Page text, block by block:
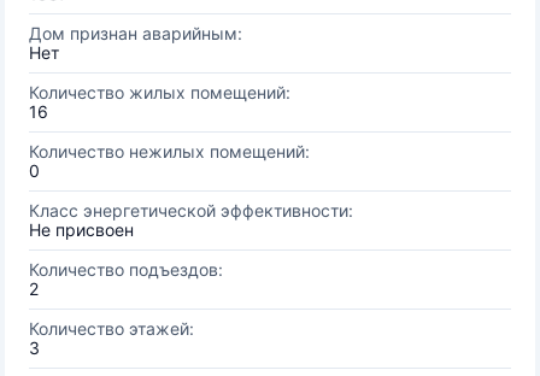
Дом признан аварийным:
Нет
Количество жилых помещений:
16
Количество нежилых помещений:
0
Класс энергетической эффективности:
Не присвоен
Количество подъездов:
2
Количество этажей:
3